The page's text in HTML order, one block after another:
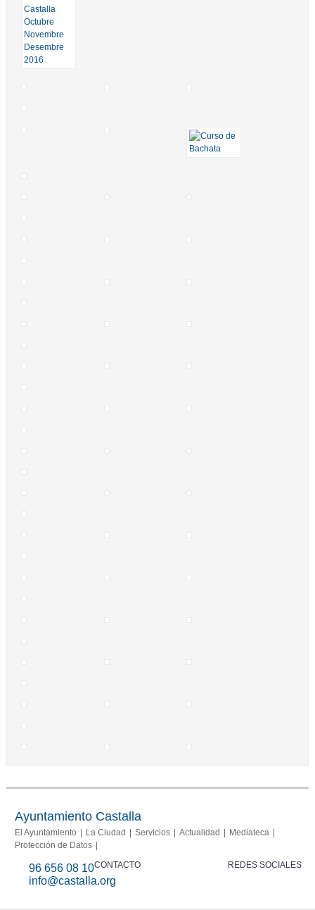
Ayuntamiento Castalla
El Ayuntamiento La Ciudad Servicios Actualidad
Mediateca
Protección de Datos
CONTACTO
96 656 08 10
info@castalla.org
REDES SOCIALES